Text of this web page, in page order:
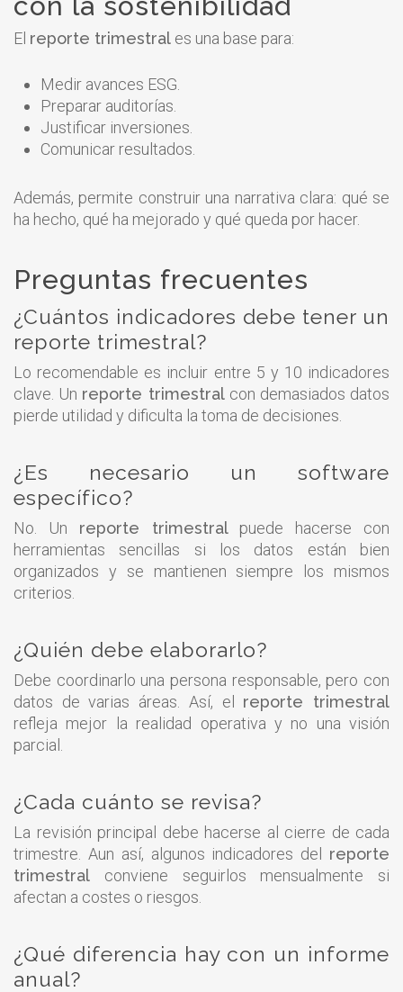
El reporte trimestral es una base para:
Medir avances ESG.
Preparar auditorías.
Justificar inversiones.
Comunicar resultados.
Además, permite construir una narrativa clara: qué se
ha hecho, qué ha mejorado y qué queda por hacer.
Preguntas frecuentes
¿Cuántos indicadores debe tener un
reporte trimestral?
Lo recomendable es incluir entre 5 y 10 indicadores
clave. Un reporte trimestralcon demasiados datos
pierde utilidad y dificulta la toma de decisiones.
¿Es necesario un software
específico?
No. Un reporte trimestralpuede hacerse con
herramientas sencillas si los datos están bien
organizados y se mantienen siempre los mismos
criterios.
¿Quién debe elaborarlo?
Debe coordinarlo una persona responsable, pero con
datos de varias áreas. Así, el reporte trimestral
refleja mejor la realidad operativa y no una visión
parcial.
¿Cada cuánto se revisa?
La revisión principal debe hacerse al cierre de cada
trimestre. Aun así, algunos indicadores del reporte
trimestral conviene seguirlos mensualmente si
afectan a costes o riesgos.
¿Qué diferencia hay con un informe
anual?